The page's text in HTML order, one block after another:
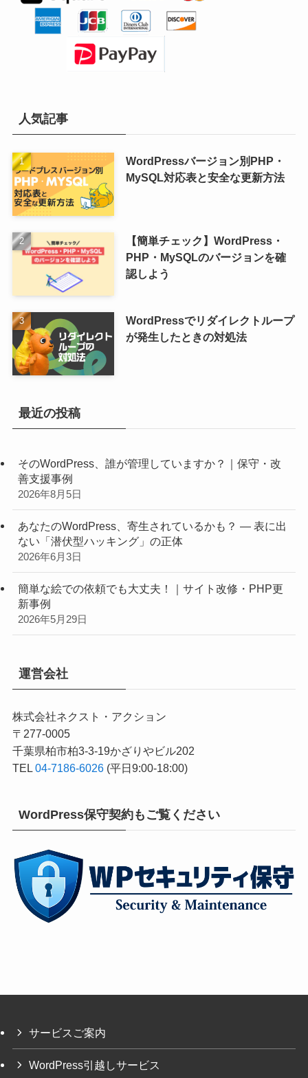
人気記事
WordPressバージョン別PHP・
MySQL対応表と安全な更新方法
【簡単チェック】WordPress・
PHP・MySQLのバージョンを確
認しよう
WordPressでリダイレクトループ
が発生したときの対処法
最近の投稿
そのWordPress、誰が管理していますか？｜保守・改
善支援事例
2026年8月5日
あなたのWordPress、寄生されているかも？ ― 表に出
ない「潜伏型ハッキング」の正体
2026年6月3日
簡単な絵での依頼でも大丈夫！｜サイト改修・PHP更
新事例
2026年5月29日
運営会社
株式会社ネクスト・アクション
〒277-0005
千葉県柏市柏3-3-19かざりやビル202
TEL 04-7186-6026(平日9:00-18:00)
WordPress保守契約もご覧ください
サービスご案内
WordPress引越しサービス